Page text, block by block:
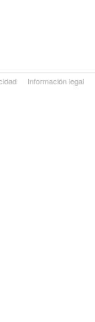
Información legal